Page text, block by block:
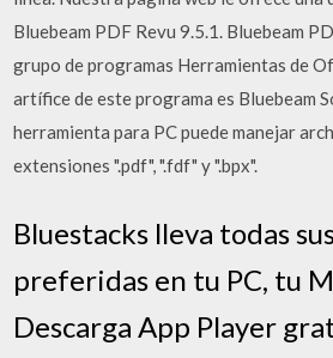
Bluebeam PDF Revu 9.5.1. Bluebeam
grupo de programas Herramientas de
artífice de este programa es Bluebeam
herramienta para PC puede manejar
extensiones ".pdf", ".fdf" y ".bpx".
Bluestacks lleva todas
preferidas en tu PC, tu
Descarga App Player